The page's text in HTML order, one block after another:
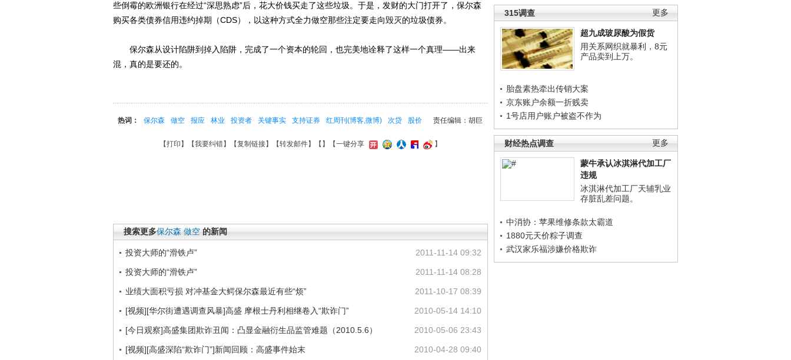
更多
315调查
超九成玻尿酸为假货
用关系网织就暴利，8元
产品卖到上万。
胎盘素热牵出传销大案
京东账户余额一折贱卖
1号店用户账户被盗不作为
更多
财经热点调查
蒙牛承认冰淇淋代加工厂
违规
冰淇淋代加工厂天辅乳业
存脏乱差问题。
中消协：苹果维修条款太霸道
1880元天价粽子调查
武汉家乐福涉嫌价格欺诈
些倒霉的欧洲银行在经过“深思熟虑”后，花大价钱买走了这些垃圾。于是，发财的大门打开了，保尔森
购买各类债券信用违约掉期（CDS），以这种方式全力做空那些注定要走向毁灭的垃圾债券。
保尔森从设计陷阱到掉入陷阱，完成了一个资本的轮回，也完美地诠释了这样一个真理——出来
混，真的是要还的。
责任编辑：胡巨
热词： 保尔森 做空 报应 林业 投资者 关键事实 支持证券 红周刊(博客,微博) 次贷 股价
【打印 】【我要纠错】【复制链接】【转发邮件】【 】 【一键分享 】
搜索更多保尔森 做空 的新闻
2011-11-14 09:32
投资大师的“滑铁卢”
2011-11-14 08:28
投资大师的“滑铁卢”
2011-10-17 08:39
业绩大面积亏损 对冲基金大鳄保尔森最近有些“烦”
2010-05-14 14:10
[视频][华尔街遭遇调查风暴]高盛 摩根士丹利相继卷入“欺诈门”
2010-05-06 23:43
[今日观察]高盛集团欺诈丑闻：凸显金融衍生品监管难题（2010.5.6）
2010-04-28 09:40
[视频][高盛深陷“欺诈门”]新闻回顾：高盛事件始末